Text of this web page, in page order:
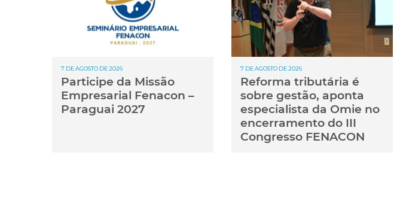
7 DE AGOSTO DE 2026
Participe da Missão
Empresarial Fenacon –
Paraguai 2027
7 DE AGOSTO DE 2026
Reforma tributária é
sobre gestão, aponta
especialista da Omie no
encerramento do III
Congresso FENACON